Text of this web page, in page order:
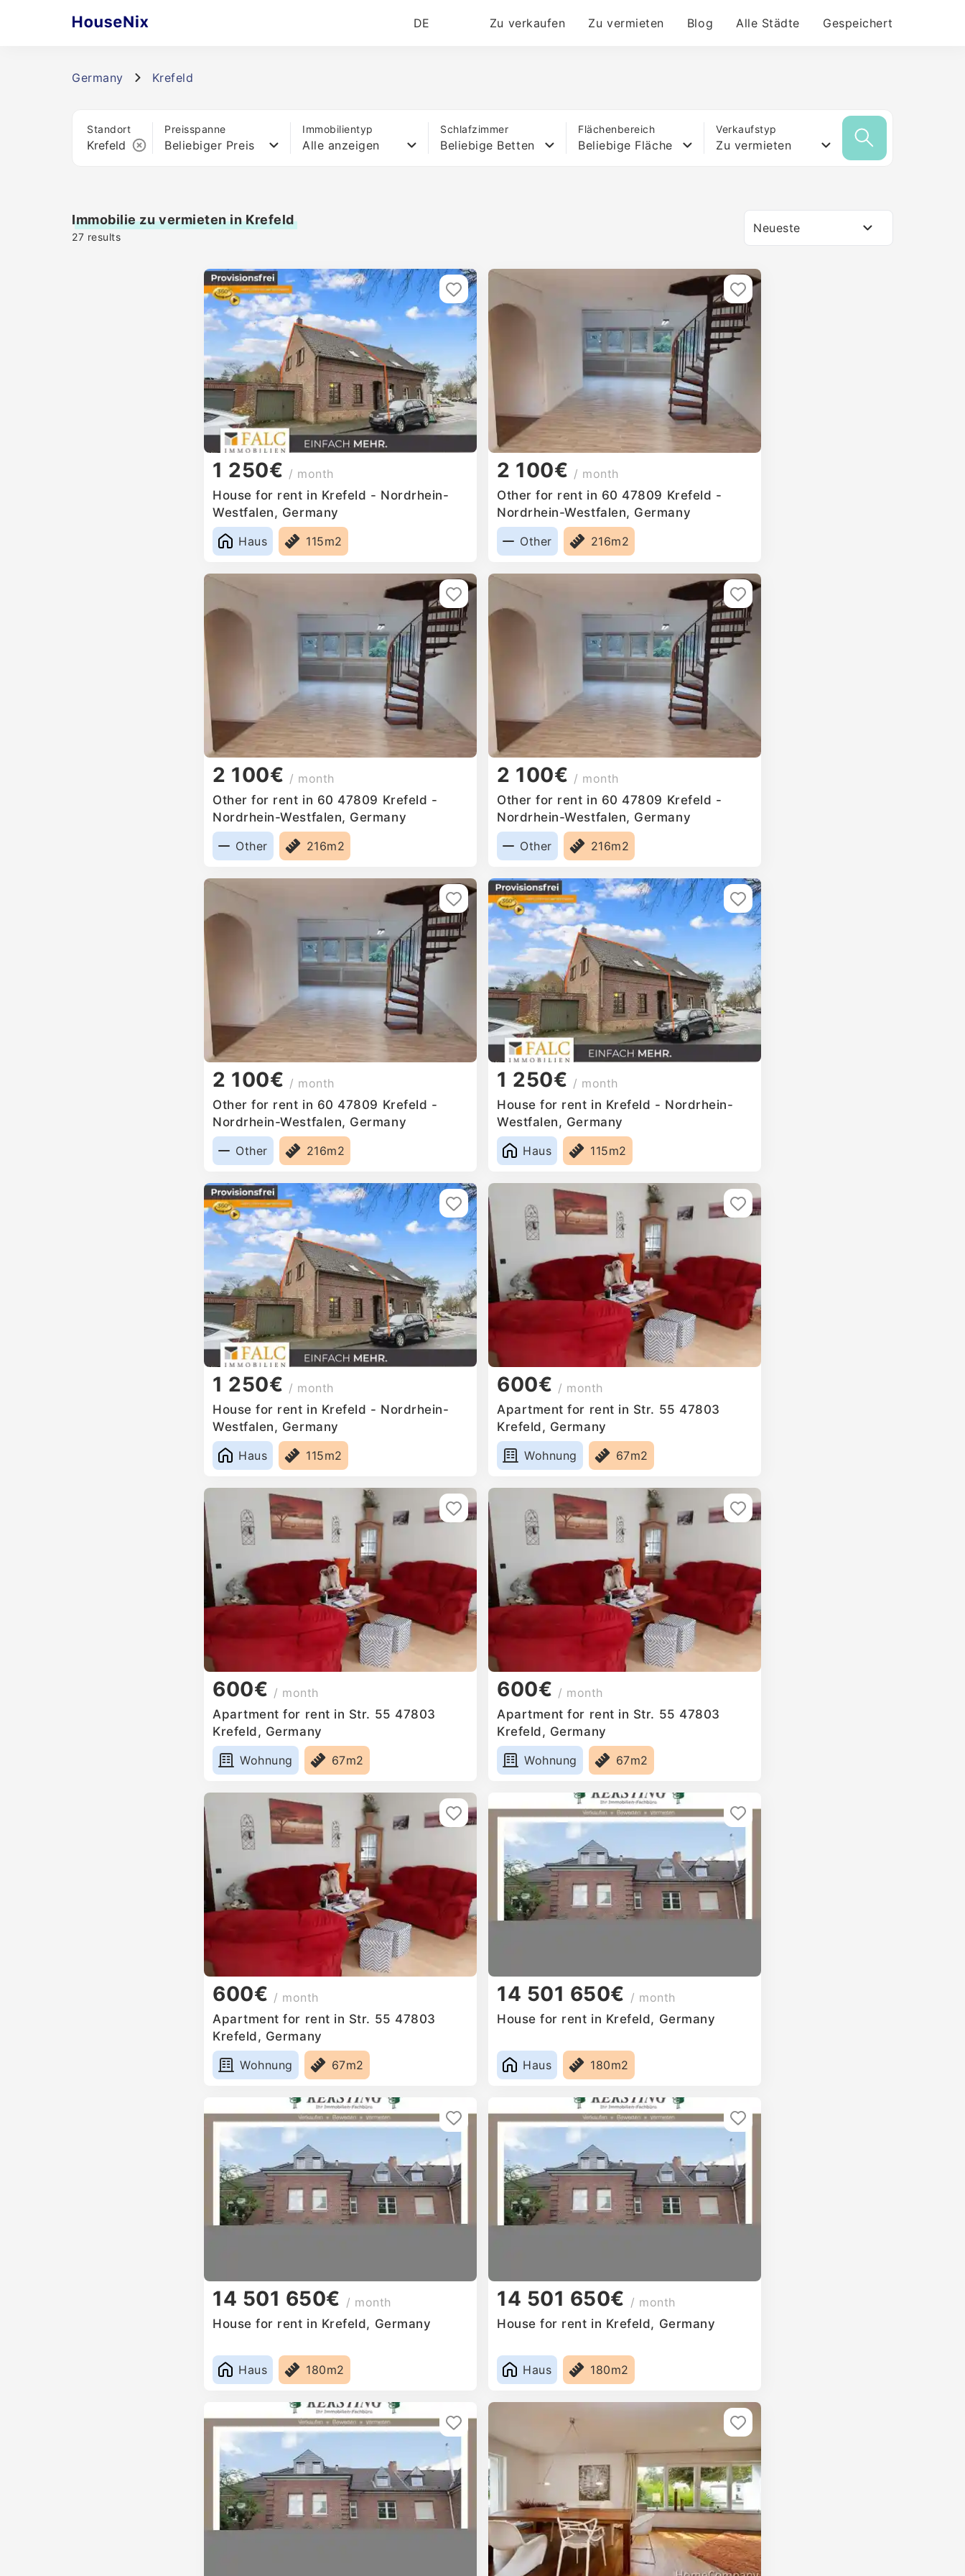
DE Zu verkaufen Zu vermieten Blog Alle Städte Gespeichert
Germany Krefeld
Standort Preisspanne
Beliebiger Preis
Immobilientyp
Alle anzeigen
Schlafzimmer
Beliebige Betten
Flächenbereich
Beliebige Fläche
Verkaufstyp
Zu vermieten
Immobilie zu vermieten in Krefeld
27 results
Neueste
1 250€ / month
House for rent in Krefeld - Nordrhein-
Westfalen, Germany
Haus
115m2
2 100€ / month
Other for rent in 60 47809 Krefeld -
Nordrhein-Westfalen, Germany
Other
216m2
2 100€ / month
Other for rent in 60 47809 Krefeld -
Nordrhein-Westfalen, Germany
Other
216m2
2 100€ / month
Other for rent in 60 47809 Krefeld -
Nordrhein-Westfalen, Germany
Other
216m2
2 100€ / month
Other for rent in 60 47809 Krefeld -
Nordrhein-Westfalen, Germany
Other
216m2
1 250€ / month
House for rent in Krefeld - Nordrhein-
Westfalen, Germany
Haus
115m2
1 250€ / month
House for rent in Krefeld - Nordrhein-
Westfalen, Germany
Haus
115m2
600€ / month
Apartment for rent in Str. 55 47803
Krefeld, Germany
Wohnung
67m2
600€ / month
Apartment for rent in Str. 55 47803
Krefeld, Germany
Wohnung
67m2
600€ / month
Apartment for rent in Str. 55 47803
Krefeld, Germany
Wohnung
67m2
600€ / month
Apartment for rent in Str. 55 47803
Krefeld, Germany
Wohnung
67m2
14 501 650€ / month
House for rent in Krefeld, Germany
Haus 180m2
14 501 650€ / month
House for rent in Krefeld, Germany
Haus 180m2
14 501 650€ / month
House for rent in Krefeld, Germany
Haus 180m2